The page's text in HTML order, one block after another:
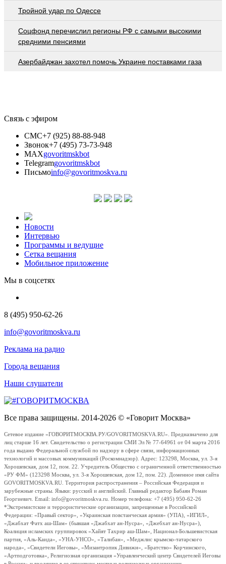
Тройной удар по Одессe
Соцфонд перечислил регионы РФ с самыми высокими
средними пенсиями
Азербайджан захотел помочь Украине поставками газа
Связь с эфиром
СМС+7 (925) 88-88-948
Звонок+7 (495) 73-73-948
MAXgovoritmskbot
Telegramgovoritmskbot
Письмоinfo@govoritmoskva.ru
Новости
Интервью
Программы и ведущие
Сетка вещания
Мобильное приложение
Мы в соцсетях
8 (495) 950-62-26
info@govoritmoskva.ru
Реклама на радио
Города вещания
Наши слушатели
Все права защищены. 2014-2026 © «Говорит Москва»
Сетевое издание «ГОВОРИТМОСКВА.РУ/GOVORITMOSKVA.RU». Предназначено для
лиц старше 16 лет. Свидетельство о регистрации СМИ Эл № 77-64961 от 04 марта 2016
года выдано Федеральной службой по надзору в сфере связи, информационных
технологий и массовых коммуникаций (Роскомнадзор). Адрес: 123298, Москва, ул. 3-я
Хорошевская, дом 12, пом. 22. Учредитель Общество с ограниченной ответственностью
«РУ ФМ» (123298 Москва, ул. 3-я Хорошевская, дом 12, пом. 22). Доменное имя сайта
GOVORITMOSKVA.RU. Территория распространения – Российская Федерация и
зарубежные страны. Языки: русский и английский. Главный редактор Бабаян Роман
Георгиевич. Email: info@govoritmoskva.ru. Номер телефона: +7 (495) 950-62-26
*Экстремистские и террористические организации, запрещенные в Российской
Федерации: «Правый сектор», «Украинская повстанческая армия» (УПА), «ИГИЛ»,
«Джабхат Фатх аш-Шам» (бывшая «Джабхат ан-Нусра», «Джебхат ан-Нусра»),
Коалиция исламских группировок «Хайят Тахрир аш-Шам», Национал-Большевистская
партия, «Аль-Каида», «УНА-УНСО», «Талибан», «Меджлис крымско-татарского
народа», «Свидетели Иеговы», «Мизантропик Дивижн», «Братство» Корчинского,
«Артподготовка», Религиозная организация «Управленческий центр Свидетелей Иеговы